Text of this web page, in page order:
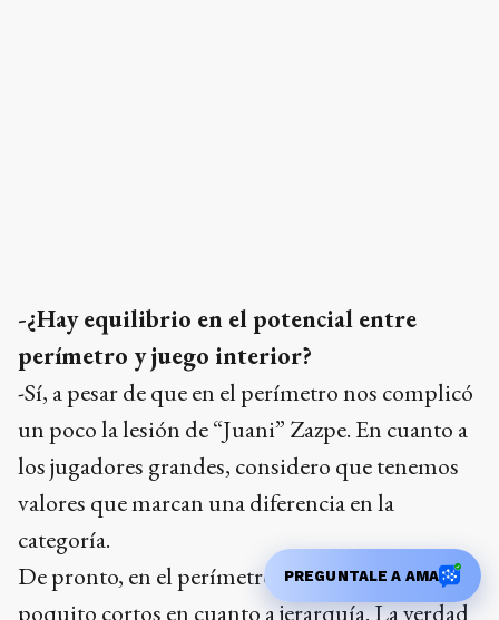
-Sí, a pesar de que en el perímetro nos complicó
un poco la lesión de “Juani” Zazpe. En cuanto a
los jugadores grandes, considero que tenemos
valores que marcan una diferencia en la
categoría.
De pronto, en el perímetro nos quedamos un
poquito cortos en cuanto a jerarquía. La verdad
es que “Juani” nos da mucho, con su salida
PREGUNTALE A AMA